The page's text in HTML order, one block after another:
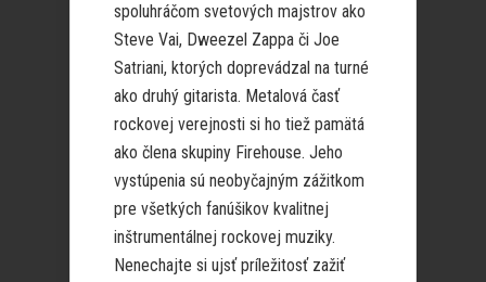
spoluhráčom svetových majstrov ako
Steve Vai, Dweezel Zappa či Joe
Satriani, ktorých doprevádzal na turné
ako druhý gitarista. Metalová časť
rockovej verejnosti si ho tiež pamätá
ako člena skupiny Firehouse. Jeho
vystúpenia sú neobyčajným zážitkom
pre všetkých fanúšikov kvalitnej
inštrumentálnej rockovej muziky.
Nenechajte si ujsť príležitosť zažiť